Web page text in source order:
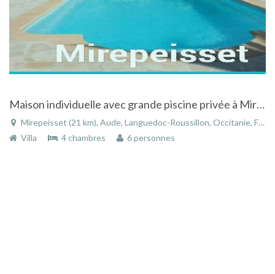
Maison individuelle avec grande piscine privée à Mirepeisset dans le Languedoc Roussillon
Mirepeisset (21 km), Aude, Languedoc-Roussillon, Occitanie, France
Villa
4 chambres 6 personnes